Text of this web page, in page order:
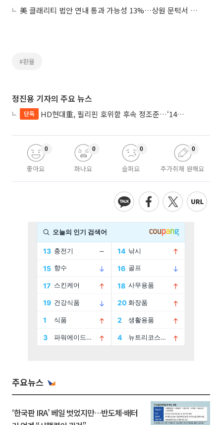
美 클래리티 법안 연내 통과 가능성 13%…상원 문턱서 제동
#환율
정진용 기자의 주요 뉴스
단독 HD현대重, 필리핀 호위함 후속 정조준…‘14척+α’ 싹쓸이 노린다
좋아요
0
화나요
0
슬퍼요
0
추가취재 원해요
0
주요뉴스
‘한국판 IRA’ 베일 벗었지만…반도체·배터